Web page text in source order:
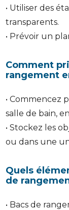
• Utiliser des
transparents.
• Prévoir un
Comment
rangement
• Commencez
salle de bain,
• Stockez les
ou dans une
Quels
de
• Bacs de